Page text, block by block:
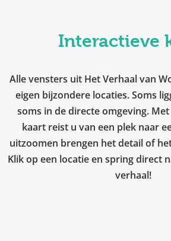
Interactieve
Alle vensters uit Het Verhaal van
eigen bijzondere locaties. Soms
soms in de directe omgeving.
kaart reist u van een plek naar
uitzoomen brengen het detail of
Klik op een locatie en spring direct
verhaal!